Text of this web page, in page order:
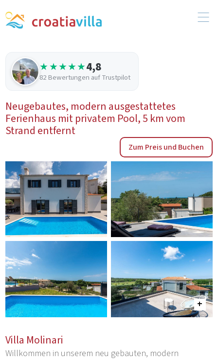
★★★★★4,8
82 Bewertungen auf Trustpilot
Neugebautes, modern ausgestattetes
Ferienhaus mit privatem Pool, 5 km vom
Strand entfernt
Zum Preis und Buchen
Villa Molinari
Willkommen in unserem neu gebauten, modern